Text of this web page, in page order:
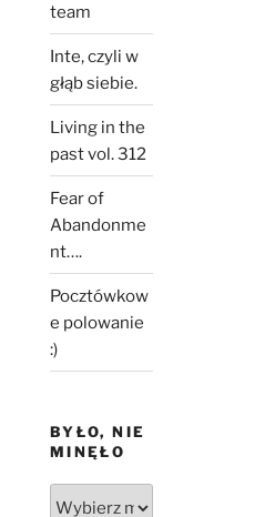
team
Inte, czyli w
głąb siebie.
Living in the
past vol. 312
Fear of
Abandonme
nt….
Pocztówkow
e polowanie
:)
BYŁO, NIE
MINĘŁO